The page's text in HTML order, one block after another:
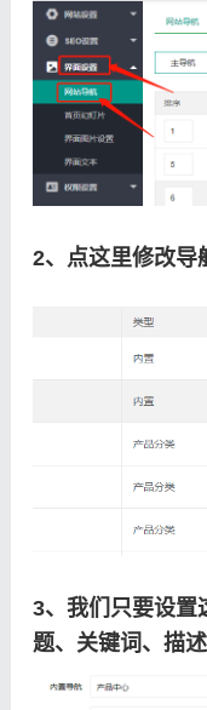
2、点这里修改导
3、我们只要设置
题、关键词、描述